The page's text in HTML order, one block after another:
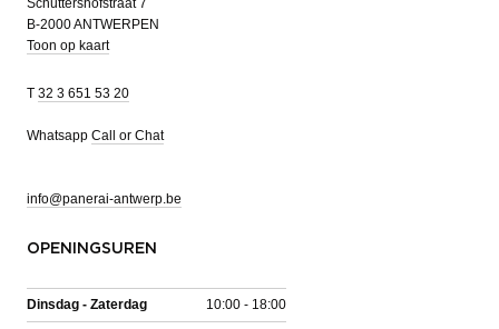
Schuttershofstraat 7
B-2000 ANTWERPEN
Toon op kaart
T 32 3 651 53 20
Whatsapp Call or Chat
info@panerai-antwerp.be
OPENINGSUREN
Dinsdag - Zaterdag 10:00 - 18:00